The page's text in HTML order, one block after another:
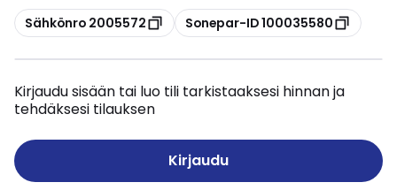
Kopioi
Sähkönro 2005572 Kopioi
Sonepar-ID 100035580
Kirjaudu sisään tai luo tili tarkistaaksesi hinnan ja
tehdäksesi tilauksen
Kirjaudu